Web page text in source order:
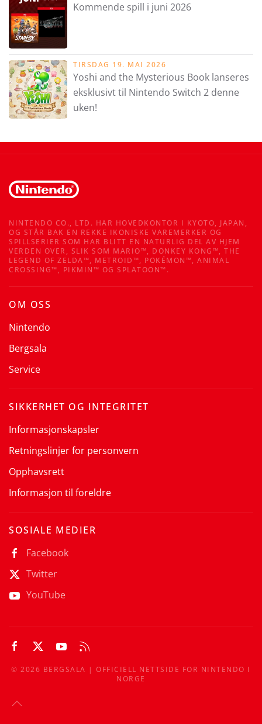
Kommende spill i juni 2026
TIRSDAG 19. MAI 2026
Yoshi and the Mysterious Book lanseres
eksklusivt til Nintendo Switch 2 denne
uken!
NINTENDO CO., LTD. HAR HOVEDKONTOR I KYOTO, JAPAN,
OG STÅR BAK EN REKKE IKONISKE VAREMERKER OG
SPILLSERIER SOM HAR BLITT EN NATURLIG DEL AV HJEM
VERDEN OVER, SLIK SOM MARIO™, DONKEY KONG™, THE
LEGEND OF ZELDA™, METROID™, POKÉMON™, ANIMAL
CROSSING™, PIKMIN™ OG SPLATOON™.
OM OSS
Nintendo
Bergsala
Service
SIKKERHET OG INTEGRITET
Informasjonskapsler
Retningslinjer for personvern
Opphavsrett
Informasjon til foreldre
SOSIALE MEDIER
Facebook
Twitter
YouTube
©2026 BERGSALA | OFFICIELL NETTSIDE FOR NINTENDO I
NORGE